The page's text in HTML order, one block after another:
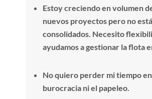
Estoy creciendo en volumen
nuevos proyectos pero no
consolidados. Necesito
ayudamos a gestionar la flota
No quiero perder mi tiempo
burocracia ni el papeleo.